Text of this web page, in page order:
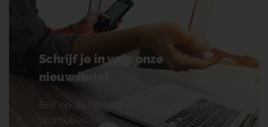
NIEUWSBRIEF
Schrijf je in voor onze
nieuwsbrief
Blijf op de hoogte van onze acties en
promoties.